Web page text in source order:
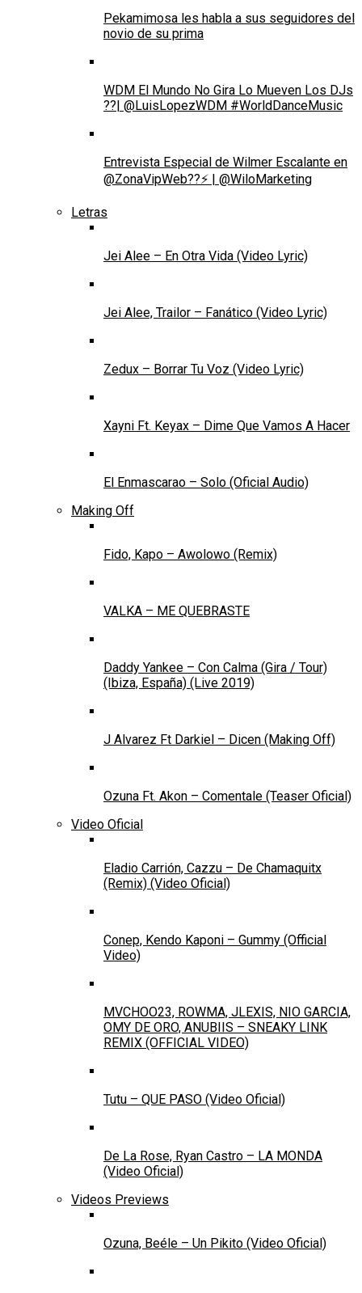
Pekamimosa les habla a sus seguidores del
novio de su prima
WDM El Mundo No Gira Lo Mueven Los DJs
??| @LuisLopezWDM #WorldDanceMusic
Entrevista Especial de Wilmer Escalante en
@ZonaVipWeb??⚡ | @WiloMarketing
Letras
Jei Alee – En Otra Vida (Video Lyric)
Jei Alee, Trailor – Fanático (Video Lyric)
Zedux – Borrar Tu Voz (Video Lyric)
Xayni Ft. Keyax – Dime Que Vamos A Hacer
El Enmascarao – Solo (Oficial Audio)
Making Off
Fido, Kapo – Awolowo (Remix)
VALKA – ME QUEBRASTE
Daddy Yankee – Con Calma (Gira / Tour)
(Ibiza, España) (Live 2019)
J Alvarez Ft Darkiel – Dicen (Making Off)
Ozuna Ft. Akon – Comentale (Teaser Oficial)
Video Oficial
Eladio Carrión, Cazzu – De Chamaquitx
(Remix) (Video Oficial)
Conep, Kendo Kaponi – Gummy (Official
Video)
MVCHOO23, ROWMA, JLEXIS, NIO GARCIA,
OMY DE ORO, ANUBIIS – SNEAKY LINK
REMIX (OFFICIAL VIDEO)
Tutu – QUE PASO (Video Oficial)
De La Rose, Ryan Castro – LA MONDA
(Video Oficial)
Videos Previews
Ozuna, Beéle – Un Pikito (Video Oficial)